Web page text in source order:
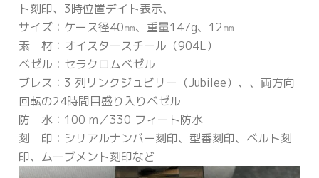
ト刻印、3時位置デイト表示、
サイズ：ケース径40㎜、重量147g、12㎜
素 材：オイスタースチール（904L）
ベゼル：セラクロムベゼル
ブレス：3 列リンクジュビリー（Jubilee）、、両方向
回転の24時間目盛り入りベゼル
防 水：100 m／330 フィート防水
刻 印：シリアルナンバー刻印、型番刻印、ベルト刻
印、ムーブメント刻印など